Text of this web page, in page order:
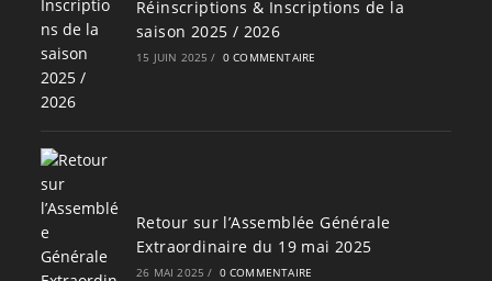
Réinscriptions & Inscriptions de la
saison 2025 / 2026
15 JUIN 2025 / 0 COMMENTAIRE
Retour sur l’Assemblée Générale
Extraordinaire du 19 mai 2025
26 MAI 2025 / 0 COMMENTAIRE